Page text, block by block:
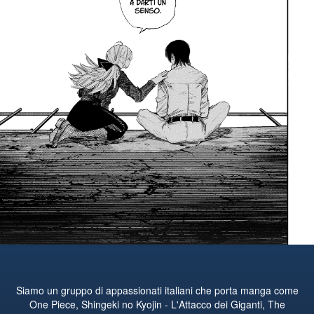
Siamo un gruppo di appassionati italiani che porta manga come
One Piece, Shingeki no Kyojin - L'Attacco dei Giganti, The